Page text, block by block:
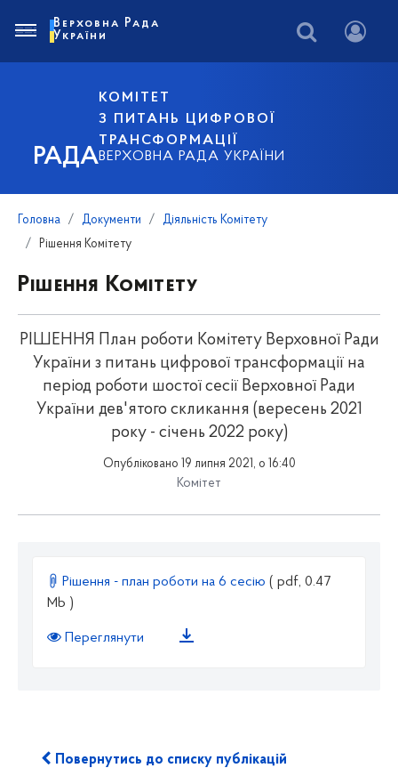
РАДА
КОМІТЕТ
З ПИТАНЬ ЦИФРОВОЇ
ТРАНСФОРМАЦІЇ
ВЕРХОВНА РАДА УКРАЇНИ
Верховна Рада
України
Головна Документи
Діяльність Комітету
Рішення Комітету
Рішення Комітету
РІШЕННЯ План роботи Комітету Верховної Ради
України з питань цифрової трансформації на
період роботи шостої сесії Верховної Ради
України дев'ятого скликання (вересень 2021
року - січень 2022 року)
Опубліковано 19 липня 2021, о 16:40
Комітет
Рішення - план роботи на 6 сесію ( pdf, 0.47
Mb )
Переглянути
Повернутись до списку публікацій